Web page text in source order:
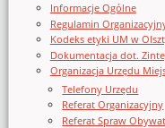
Informacje Ogólne
Regulamin
Kodeks etyki UM w
Dokumentacja dot.
Organizacja Urzędu
Telefony Urzędu
Referat Organizacyjny
Referat Spraw